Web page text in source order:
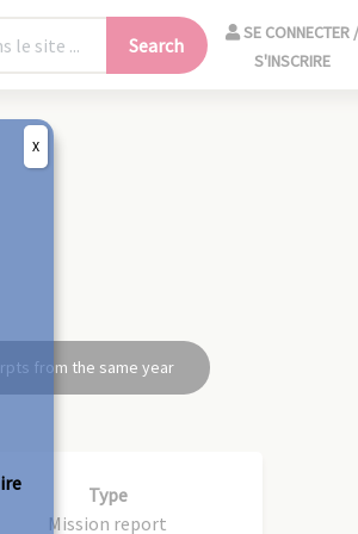
Search
SE CONNECTER /
S'INSCRIRE
from the same year
Type
Mission report
X